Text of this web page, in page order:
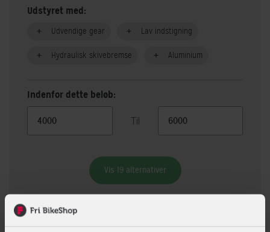
Udstyret med:
Udvendige gear Lav indstigning
Hydraulisk skivebremse Aluminium
Indenfor dette beløb:
Til
Vis 19 alternativer
Beskrivelse